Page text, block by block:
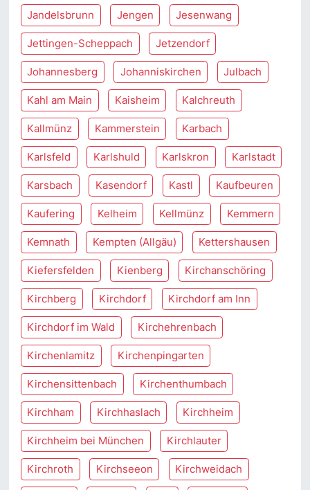
Jandelsbrunn Jengen Jesenwang
Jettingen-Scheppach Jetzendorf
Johannesberg Johanniskirchen Julbach
Kahl am Main Kaisheim Kalchreuth
Kallmünz Kammerstein Karbach
Karlsfeld Karlshuld Karlskron Karlstadt
Karsbach Kasendorf Kastl Kaufbeuren
Kaufering Kelheim Kellmünz Kemmern
Kemnath Kempten (Allgäu) Kettershausen
Kiefersfelden Kienberg Kirchanschöring
Kirchberg Kirchdorf Kirchdorf am Inn
Kirchdorf im Wald Kirchehrenbach
Kirchenlamitz Kirchenpingarten
Kirchensittenbach Kirchenthumbach
Kirchham Kirchhaslach Kirchheim
Kirchheim bei München Kirchlauter
Kirchroth Kirchseeon Kirchweidach